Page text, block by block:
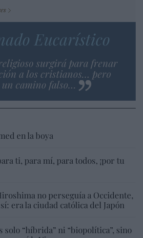
Eucarístico
surgirá para frenar
a los cristianos… pero
un camino falso…
en la boya
ti, para mí, para todos, ¡por tu
no perseguía a Occidente,
era la ciudad católica del Japón
solo “híbrida” ni “biopolítica”, sino